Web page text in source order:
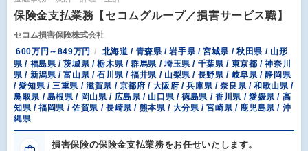
保険金支払業務【セコムグループ／損害サービス職】
セコム損害保険株式会社
600万円～849万円
北海道 / 青森県 / 岩手県 / 宮城県 / 秋田県 / 山形
県 / 福島県 / 茨城県 / 栃木県 / 群馬県 / 埼玉県 / 千葉県 / 東京都 / 神奈川
県 / 新潟県 / 富山県 / 石川県 / 福井県 / 山梨県 / 長野県 / 岐阜県 / 静岡県
/ 愛知県 / 三重県 / 滋賀県 / 京都府 / 大阪府 / 兵庫県 / 奈良県 / 和歌山県 /
鳥取県 / 島根県 / 岡山県 / 広島県 / 山口県 / 徳島県 / 香川県 / 愛媛県 / 高
知県 / 福岡県 / 佐賀県 / 長崎県 / 熊本県 / 大分県 / 宮崎県 / 鹿児島県 / 沖
縄県
損害保険の保険金支払業務をお任せいたします。